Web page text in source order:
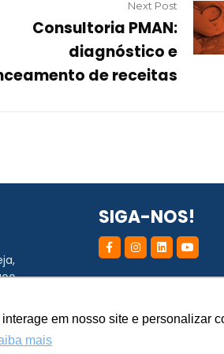
em nosso site e personalizar
mais
em nosso site e personalizar
mais
Next Post
Consultoria PMAN:
diagnóstico e
de receitas
SIGA-NOS!
NEWSLETER PMAN •